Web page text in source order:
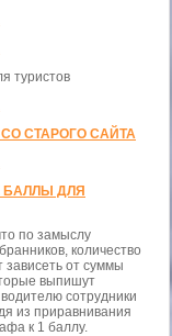
туристов
СО СТАРОГО САЙТА
ДЛЯ
по замыслу
количество
зависеть от суммы
выпишут
сотрудники
из приравнивания
к 1 баллу.